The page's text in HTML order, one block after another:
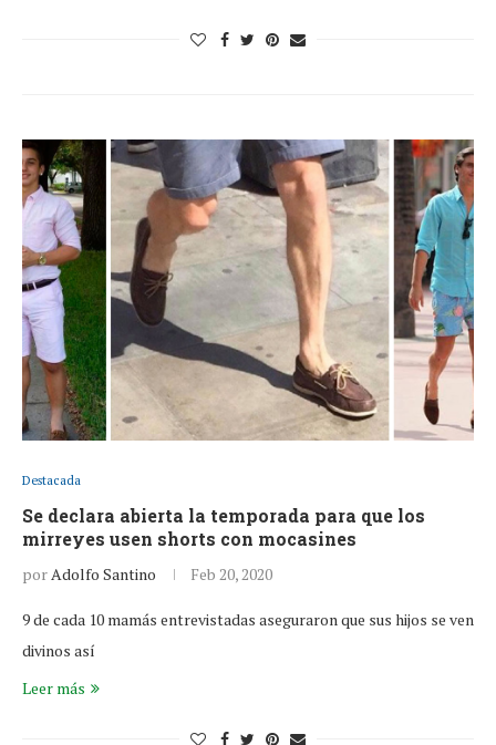
Destacada
Se declara abierta la temporada para que los
mirreyes usen shorts con mocasines
porAdolfo Santino Feb 20, 2020
9 de cada 10 mamás entrevistadas aseguraron que sus hijos se ven
divinos así
Leer más